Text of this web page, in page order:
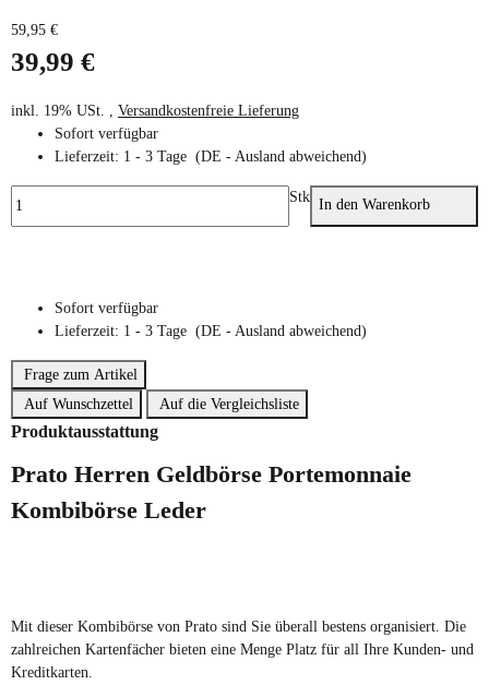
59,95 €
39,99 €
inkl. 19% USt. , Versandkostenfreie Lieferung
Sofort verfügbar
Lieferzeit: 1 - 3 Tage (DE - Ausland abweichend)
Stk In den Warenkorb
Sofort verfügbar
Lieferzeit: 1 - 3 Tage (DE - Ausland abweichend)
Frage zum Artikel
Auf Wunschzettel
Auf die Vergleichsliste
Produktausstattung
Prato Herren Geldbörse Portemonnaie
Kombibörse Leder
Mit dieser Kombibörse von Prato sind Sie überall bestens organisiert. Die
zahlreichen Kartenfächer bieten eine Menge Platz für all Ihre Kunden- und
Kreditkarten.